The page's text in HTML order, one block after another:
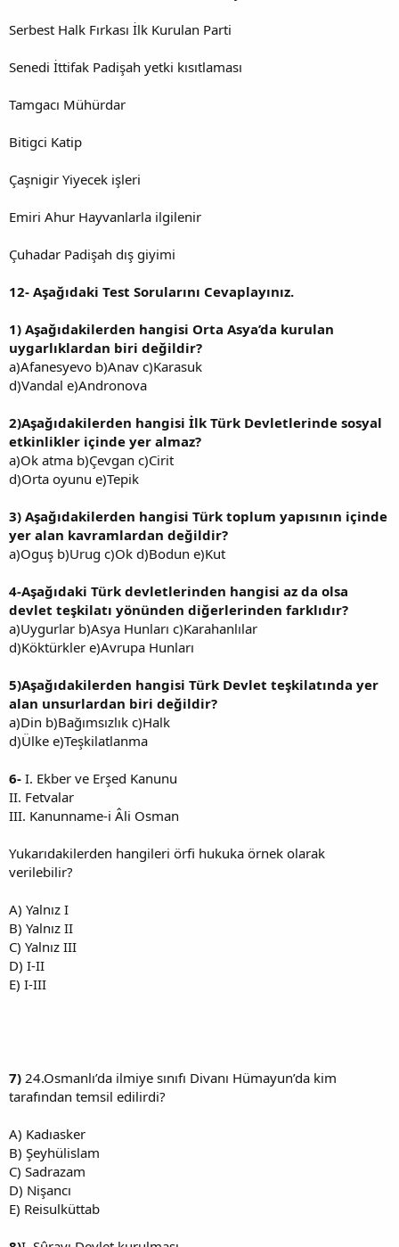
Serbest Halk Fırkası İlk Kurulan Parti
Senedi İttifak Padişah yetki kısıtlaması
Tamgacı Mühürdar
Bitigci Katip
Çaşnigir Yiyecek işleri
Emiri Ahur Hayvanlarla ilgilenir
Çuhadar Padişah dış giyimi
12- Aşağıdaki Test Sorularını Cevaplayınız.
1) Aşağıdakilerden hangisi Orta Asya’da kurulan
uygarlıklardan biri değildir?
a)Afanesyevo b)Anav c)Karasuk
d)Vandal e)Andronova
2)Aşağıdakilerden hangisi İlk Türk Devletlerinde sosyal
etkinlikler içinde yer almaz?
a)Ok atma b)Çevgan c)Cirit
d)Orta oyunu e)Tepik
3) Aşağıdakilerden hangisi Türk toplum yapısının içinde
yer alan kavramlardan değildir?
a)Oguş b)Urug c)Ok d)Bodun e)Kut
4-Aşağıdaki Türk devletlerinden hangisi az da olsa
devlet teşkilatı yönünden diğerlerinden farklıdır?
a)Uygurlar b)Asya Hunları c)Karahanlılar
d)Köktürkler e)Avrupa Hunları
5)Aşağıdakilerden hangisi Türk Devlet teşkilatında yer
alan unsurlardan biri değildir?
a)Din b)Bağımsızlık c)Halk
d)Ülke e)Teşkilatlanma
6- I. Ekber ve Erşed Kanunu
II. Fetvalar
III. Kanunname-i Âli Osman
Yukarıdakilerden hangileri örfi hukuka örnek olarak
verilebilir?
A) Yalnız I
B) Yalnız II
C) Yalnız III
D) I-II
E) I-III
7) 24.Osmanlı’da ilmiye sınıfı Divanı Hümayun’da kim
tarafından temsil edilirdi?
A) Kadıasker
B) Şeyhülislam
C) Sadrazam
D) Nişancı
E) Reisulküttab